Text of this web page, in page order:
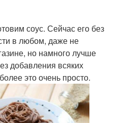
соус. Сейчас его без
в любом, даже не
но намного лучше
добавления всяких
это очень просто.